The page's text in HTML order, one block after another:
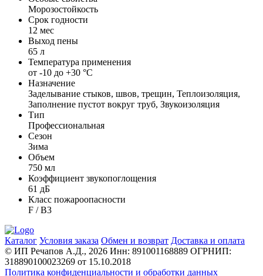
Морозостойкость
Срок годности
12 мес
Выход пены
65 л
Температура применения
от -10 до +30 °С
Назначение
Заделывание стыков, швов, трещин, Теплоизоляция,
Заполнение пустот вокруг труб, Звукоизоляция
Тип
Профессиональная
Сезон
Зима
Объем
750 мл
Коэффициент звукопоглощения
61 дБ
Класс пожароопасности
F / B3
Каталог Условия заказа Обмен и возврат Доставка и оплата
© ИП Речапов А.Д., 2026 Инн: 891001168889 ОГРНИП:
318890100023269 от 15.10.2018
Политика конфиденциальности и обработки данных